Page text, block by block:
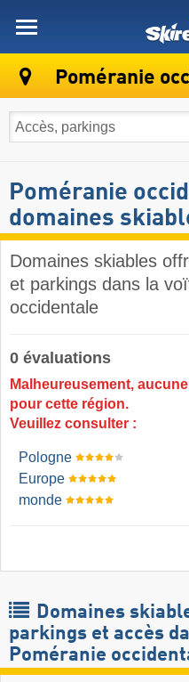
Poméranie
Poméranie
domaines
Domaines skiables
et parkings dans la
occidentale
0 évaluations
Malheureusement,
pour cette région.
Veuillez consulter :
Pologne
Europe
monde
Domaines
parkings et accès
Poméranie